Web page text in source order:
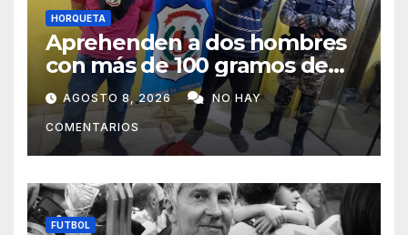
HORQUETA
Aprehenden a dos hombres
con más de 100 gramos de
supuesta marihuana en
Horqueta
AGOSTO 8, 2026 NO HAY
COMENTARIOS
FUTBOL